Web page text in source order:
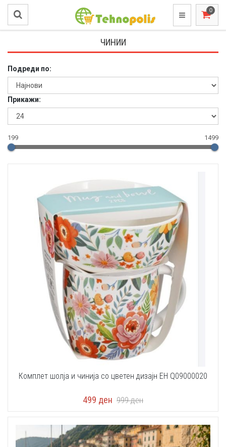
ЧИНИИ
Подреди по:
Прикажи:
199 1499
Комплет шолјa и чиниja со цветен дизајн EH Q09000020
499 ден 999ден